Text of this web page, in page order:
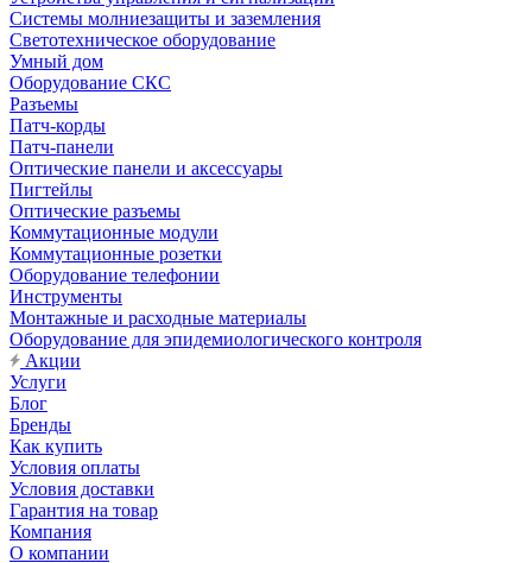
Системы молниезащиты и заземления
Светотехническое оборудование
Умный дом
Оборудование СКС
Разъемы
Патч-корды
Патч-панели
Оптические панели и аксессуары
Пигтейлы
Оптические разъемы
Коммутационные модули
Коммутационные розетки
Оборудование телефонии
Инструменты
Монтажные и расходные материалы
Оборудование для эпидемиологического контроля
Акции
Услуги
Блог
Бренды
Как купить
Условия оплаты
Условия доставки
Гарантия на товар
Компания
О компании